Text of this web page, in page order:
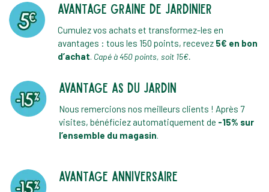
avantage graine de jardinier
Cumulez vos achats et transformez-les en
avantages : tous les 150 points, recevez 5€ en bon
d’achat Capé à 450 points, soit 15€.
avantage as du jardin
Nous remercions nos meilleurs clients ! Après 7
visites, bénéficiez automatiquement de -15% sur
l’ensemble du magasin
avantage anniversaire